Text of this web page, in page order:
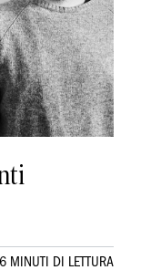
6 MINUTI DI LETTURA